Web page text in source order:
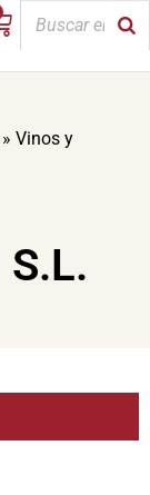
» Vinos y